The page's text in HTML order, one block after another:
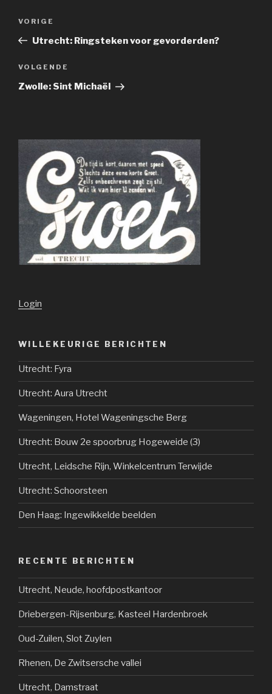
Vorig
bericht
VORIGE
Utrecht: Ringsteken voor gevorderden?
Volgend
bericht
VOLGENDE
Zwolle: Sint Michaël
Login
WILLEKEURIGE BERICHTEN
Utrecht: Fyra
Utrecht: Aura Utrecht
Wageningen, Hotel Wageningsche Berg
Utrecht: Bouw 2e spoorbrug Hogeweide (3)
Utrecht, Leidsche Rijn, Winkelcentrum Terwijde
Utrecht: Schoorsteen
Den Haag: Ingewikkelde beelden
RECENTE BERICHTEN
Utrecht, Neude, hoofdpostkantoor
Driebergen-Rijsenburg, Kasteel Hardenbroek
Oud-Zuilen, Slot Zuylen
Rhenen, De Zwitsersche vallei
Utrecht, Damstraat